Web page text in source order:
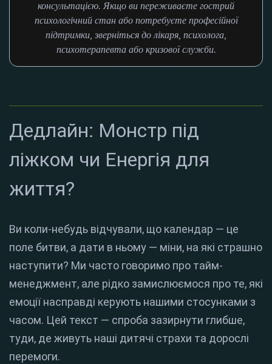
консультацією. Якщо ви переживаєте гострий
психологічний стан або потребуєте професійної
підтримки, зверніться до лікаря, психолога,
психотерапевта або кризової служби.
Дедлайн: Монстр під
ліжком чи Енергія для
життя?
Ви коли-небудь відчували, що календар — це
поле битви, а дати в ньому — міни, на які страшно
наступити? Ми часто говоримо про тайм-
менеджмент, але рідко замислюємося про те, які
емоції насправді керують нашими стосунками з
часом. Цей текст — спроба зазирнути глибше,
туди, де живуть наші дитячі страхи та дорослі
перемоги.